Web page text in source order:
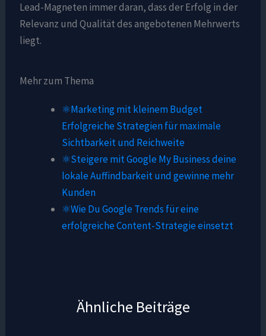
Lead-Magneten immer daran, dass der Erfolg in der
Relevanz und Qualität des angebotenen Mehrwerts
liegt.
Mehr zum Thema
⚛️Marketing mit kleinem Budget
Erfolgreiche Strategien für maximale
Sichtbarkeit und Reichweite
⚛️Steigere mit Google My Business deine
lokale Auffindbarkeit und gewinne mehr
Kunden
⚛️Wie Du Google Trends für eine
erfolgreiche Content-Strategie einsetzt
Ähnliche Beiträge